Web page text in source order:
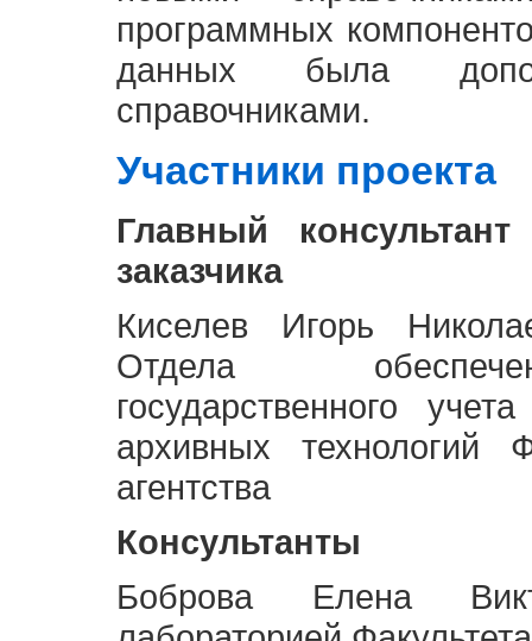
программных
данных была
справочниками.
Участники проекта
Главный
заказчика
Киселев Игорь
Отдела
государственного
архивных технологий
агентства
Консультанты
Боброва Елена